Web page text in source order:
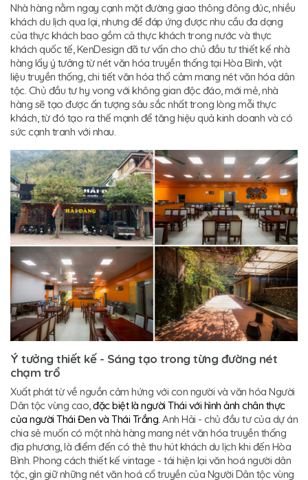
Nhà hàng nằm ngay cạnh mặt đường giao thông đông đúc, nhiều
khách du lịch qua lại, nhưng để đáp ứng được nhu cầu đa dạng
của thực khách bao gồm cả thực khách trong nước và thực
khách quốc tế, KenDesign đã tư vấn cho chủ đầu tư thiết kế nhà
hàng lấy ý tưởng từ nét văn hóa truyền thống tại Hòa Bình, vật
liệu truyền thống, chi tiết văn hóa thổ cảm mang nét văn hóa dân
tộc. Chủ đầu tư hy vong với không gian độc đáo, mới mẻ, nhà
hàng sẽ tạo được ấn tượng sâu sắc nhất trong lòng mỗi thực
khách, từ đó tạo ra thế mạnh để tăng hiệu quả kinh doanh và có
sức cạnh tranh với nhau.
Ý tưởng thiết kế - Sáng tạo trong từng đường nét
chạm trổ
Xuất phát từ về nguồn cảm hứng với con người và văn hóa Người
Dân tộc vùng cao,đặc biệt là người Thái với hình ảnh chân thực
của người Thái Đen và Thái Trắng. Anh Hải - chủ đầu tư của dự án
chia sẻ muốn có một nhà hàng mang nét văn hóa truyền thống
địa phương, là điểm đến có thẻ thu hút khách du lịch khi đến Hòa
Bình. Phong cách thiết kế vintage - tái hiện lại văn hoá người dân
tộc, gìn giữ những nét văn hoá cổ truyền của Người Dân tộc vùng